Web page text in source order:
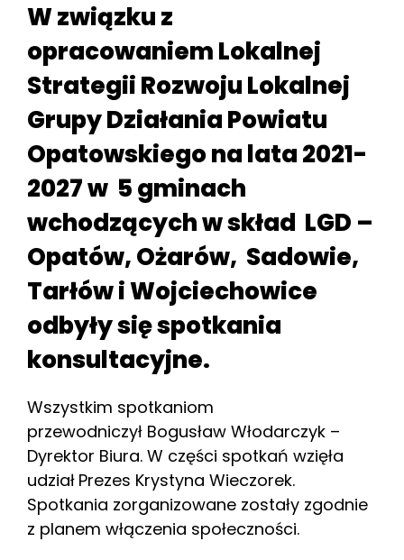
W związku z
opracowaniem Lokalnej
Strategii Rozwoju Lokalnej
Grupy Działania Powiatu
Opatowskiego na lata 2021-
2027 w 5 gminach
wchodzących w skład LGD –
Opatów, Ożarów, Sadowie,
Tarłów i Wojciechowice
odbyły się spotkania
konsultacyjne.
Wszystkim spotkaniom
przewodniczył Bogusław Włodarczyk –
Dyrektor Biura. W części spotkań wzięła
udział Prezes Krystyna Wieczorek.
Spotkania zorganizowane zostały zgodnie
z planem włączenia społeczności.